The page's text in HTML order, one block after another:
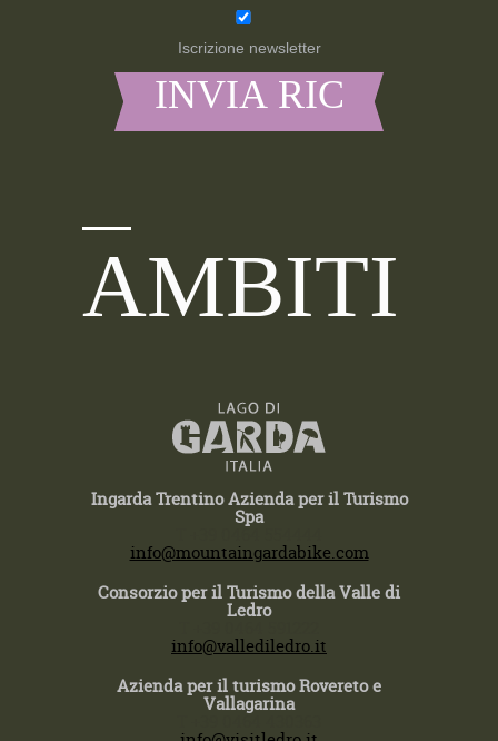
Iscrizione newsletter
AMBITI
Ingarda Trentino Azienda per il Turismo
Spa
info@mountaingardabike.com
Consorzio per il Turismo della Valle di
Ledro
info@vallediledro.it
Azienda per il turismo Rovereto e
Vallagarina